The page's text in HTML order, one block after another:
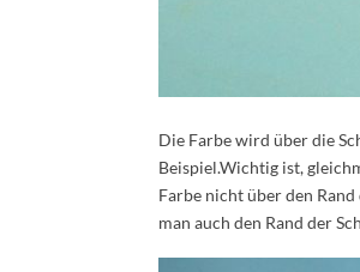
Die Farbe wird über die
Beispiel.Wichtig ist,
Farbe nicht über den
man auch den Rand der